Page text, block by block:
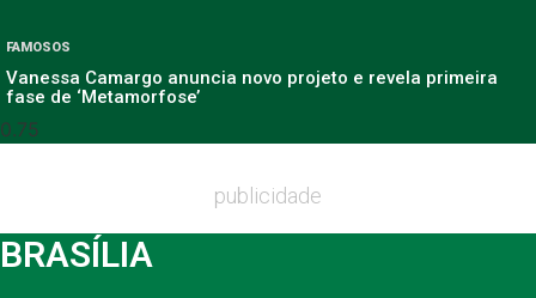
FAMOSOS
Vanessa Camargo anuncia novo projeto e revela primeira
fase de ‘Metamorfose’
publicidade
BRASÍLIA